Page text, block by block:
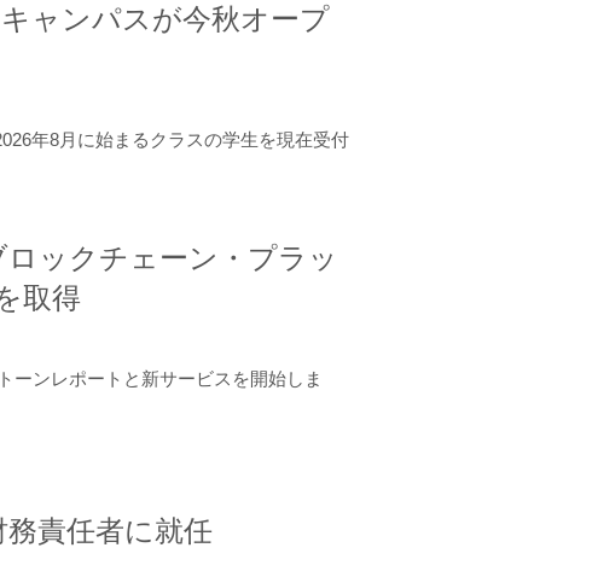
ャンパスが今秋オープ
年8月に始まるクラスの学生を現在受付
ックチェーン・プラッ
取得
ーンレポートと新サービスを開始しま
責任者に就任